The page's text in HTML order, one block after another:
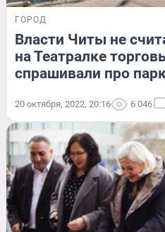
ГОРОД
Власти Читы не
на Театралке
спрашивали про
20 октября, 2022, 20:16 6 046